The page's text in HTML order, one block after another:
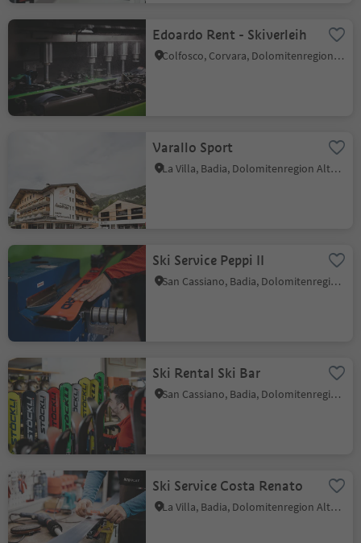
Edoardo Rent - Skiverleih
Colfosco, Corvara, Dolomitenregion Alta Badia
Varallo Sport
La Villa, Badia, Dolomitenregion Alta Badia
Ski Service Peppi II
San Cassiano, Badia, Dolomitenregion Alta Badia
Ski Rental Ski Bar
San Cassiano, Badia, Dolomitenregion Alta Badia
Ski Service Costa Renato
La Villa, Badia, Dolomitenregion Alta Badia